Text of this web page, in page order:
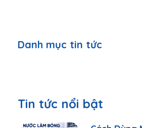
Danh mục tin tức
Tin tức nổi bật